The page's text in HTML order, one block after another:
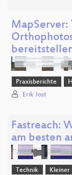
Praxisberichte
Erik Jost
Fastreach:
am besten
Technik Kleiner